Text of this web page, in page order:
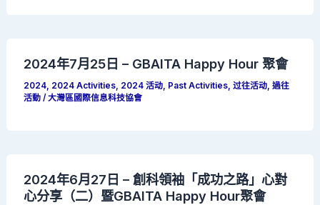
2024年7月25日 – GBAITA Happy Hour 聚會
2024, 2024 Activities, 2024 活动, Past Activities,过往活动,過往
活動 /大灣區國際信息科技協會
2024年6月27日 – 創科領袖「成功之路」心對
心分享（二）暨GBAITA Happy Hour聚會